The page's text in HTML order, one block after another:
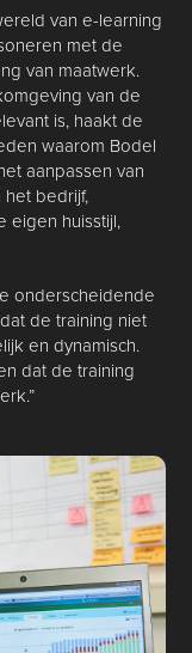
van e-learning
met de
van maatwerk.
van de
is, haakt de
waarom Bodel
aanpassen van
bedrijf,
eigen huisstijl,
onderscheidende
de training niet
en dynamisch.
dat de training